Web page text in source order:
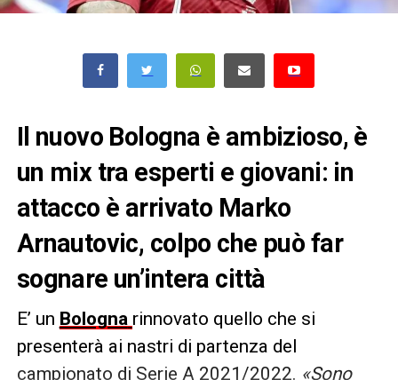
Il nuovo Bologna è ambizioso, è
un mix tra esperti e giovani: in
attacco è arrivato Marko
Arnautovic, colpo che può far
sognare un’intera città
E’ un Bologna rinnovato quello che si
presenterà ai nastri di partenza del
campionato di Serie A 2021/2022. «Sono